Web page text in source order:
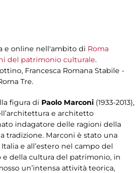
e online nell'ambito di Roma
del patrimonio culturale.
Francesca Romana Stabile -
Tre.
figura di Paolo Marconi (1933-2013),
e architetto
indagatore delle ragioni della
tradizione. Marconi è stato una
e all’estero nel campo del
della cultura del patrimonio, in
un’intensa attività teorica,